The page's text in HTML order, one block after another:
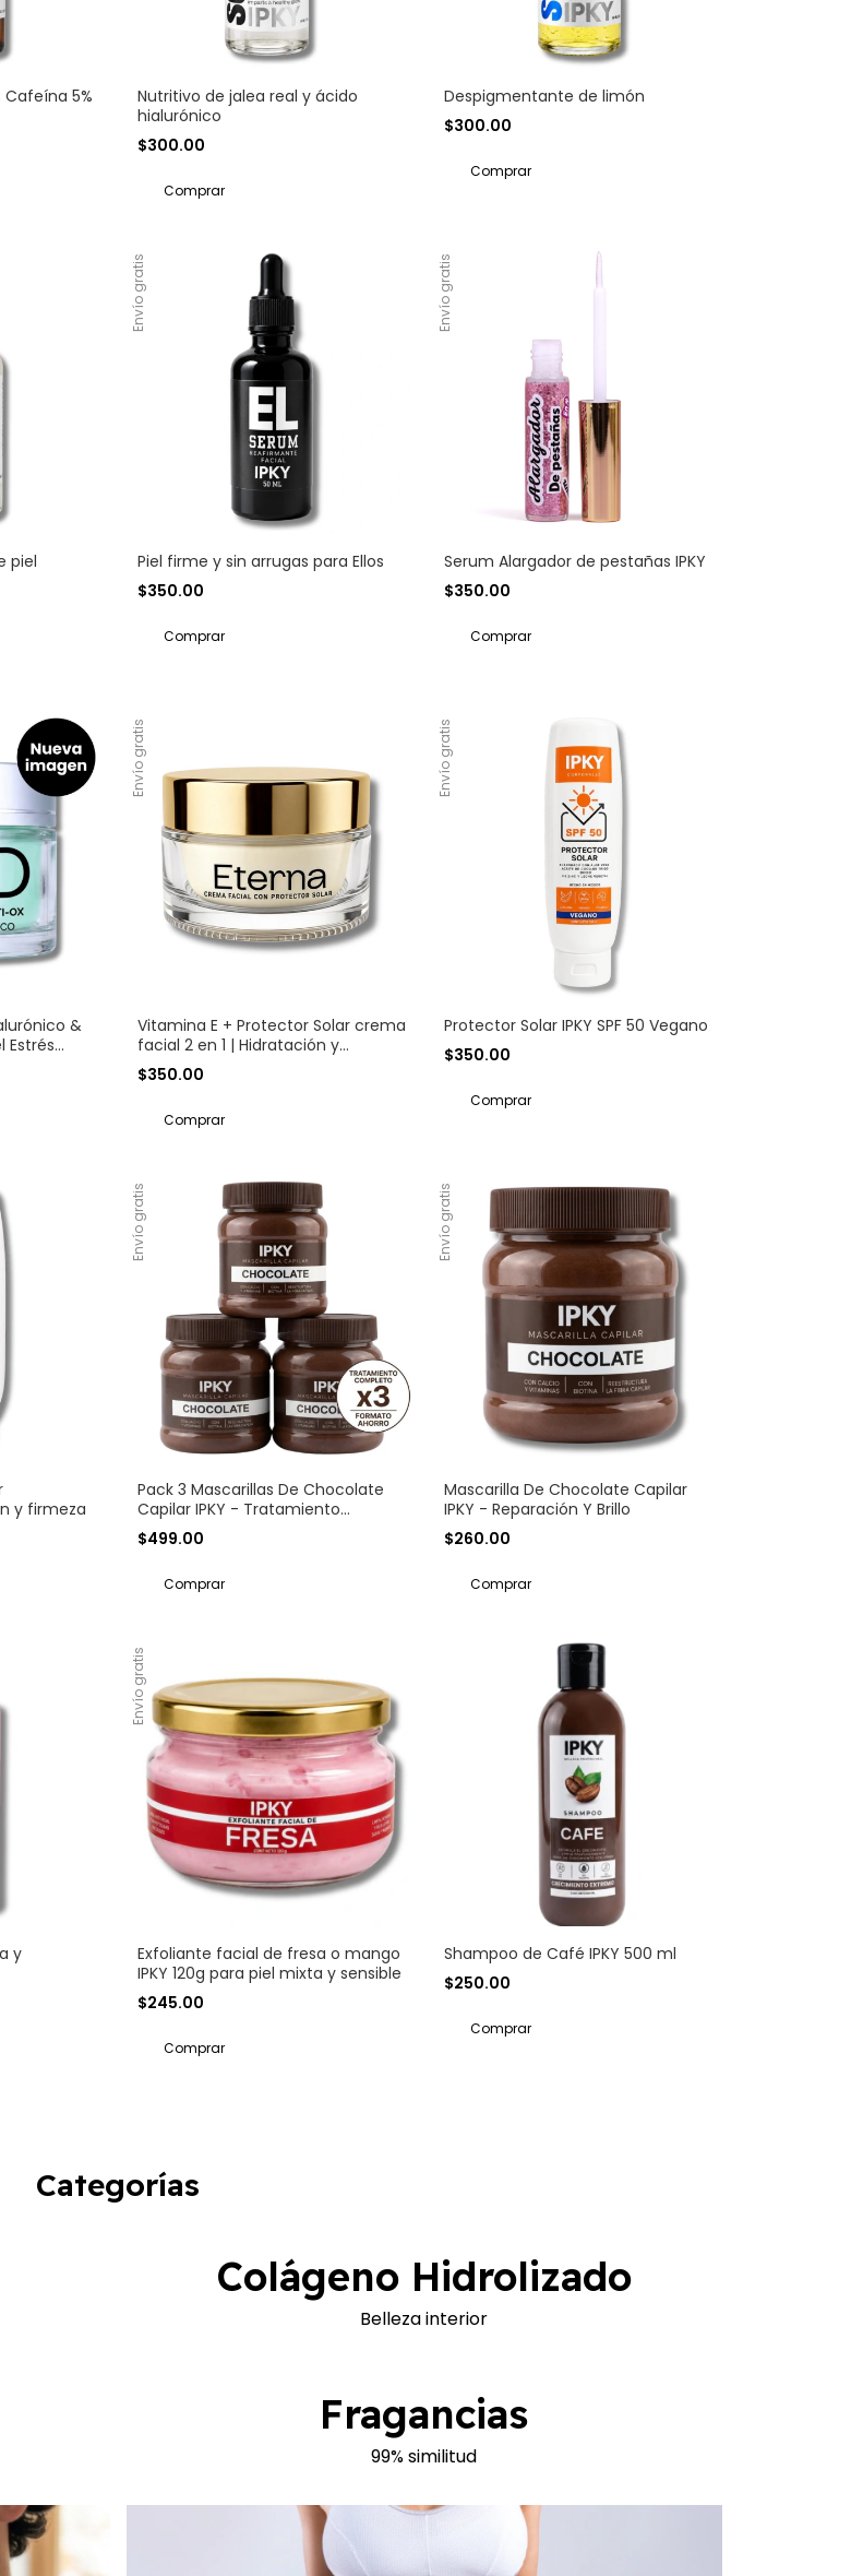
Cafeína 5%
Nutritivo de jalea real y ácido
hialurónico
$300.00
Despigmentante de limón
$300.00
piel
Envío gratis
Piel firme y sin arrugas para Ellos
$350.00
Envío gratis
Serum Alargador de pestañas IPKY
$350.00
&
Estrés
Crónica
Envío gratis
Vitamina E + Protector Solar crema
facial 2 en 1 | Hidratación y
Protección Diaria 50 g.
$350.00
Envío gratis
Protector Solar IPKY SPF 50 Vegano
$350.00
y firmeza
Envío gratis
Pack 3 Mascarillas De Chocolate
Capilar IPKY - Tratamiento
Intensivo
$499.00
Envío gratis
Mascarilla De Chocolate Capilar
IPKY - Reparación Y Brillo
$260.00
y
Envío gratis
Exfoliante facial de fresa o mango
IPKY 120g para piel mixta y sensible
$245.00
Comprar
Shampoo de Café IPKY 500 ml
$250.00
Categorías
Colágeno Hidrolizado
Belleza interior
Fragancias
99% similitud